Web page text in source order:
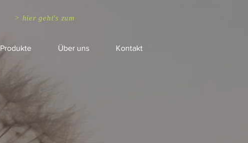
> hier geht's zum
Produkte Über uns Kontakt